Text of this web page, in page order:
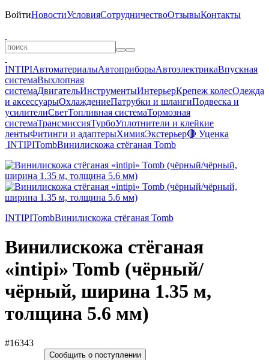
ВойтиНовостиУсловияСотрудничествоОтзывыКонтакты
INTIPIАвтоматериалыАвтоприборыАвтоэлектрикаВпускная
системаВыхлопная
системаДвигательИнструментыИнтерьерКрепеж колесОдежда
и аксессуарыОхлаждениеПатрубки и шлангиПодвеска и
усилителиСветТопливная системаТормозная
системаТрансмиссияТурбоУплотнители и клейкие
лентыФитинги и адаптерыХимияЭкстерьер🔴 Уценка
INTIPITombВинилискожа стёганая Tomb
INTIPITombВинилискожа стёганая Tomb
Винилискожа стёганая
«intipi» Tomb (чёрный/
чёрный, ширина 1.35 м,
толщина 5.6 мм)
#16343
Сообщить о поступлении